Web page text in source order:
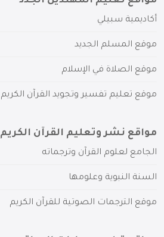
أكاديمية سبيلي
موقع المسلم الجديد
موقع الصلاة في الإسلام
موقع تعليم تفسير وتجويد القرآن الكريم
مواقع نشر وتعليم القرآن الكريم
الجامع لعلوم القرآن وترجماته
السنة النبوية وعلومها
موقع الترجمات الصوتية للقرآن الكريم